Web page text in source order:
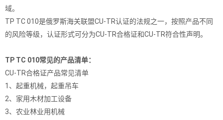
域。
TP TC 010是俄罗斯海关联盟CU-TR认证的法规之一，按照产品不同
的风险等级，认证形式可分为CU-TR合格证和CU-TR符合性声明。
TP TC 010常见的产品清单：
CU-TR合格证产品常见清单
1、起重机械，起重吊车
2、家用木材加工设备
3、农业林业用机械